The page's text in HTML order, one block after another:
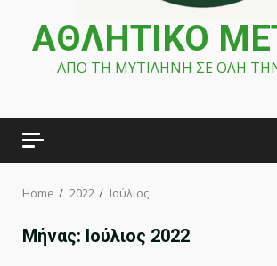
ΑΘΛΗΤΙΚΟ
ΑΠΟ ΤΗ ΜΥΤΙΛΗΝΗ ΣΕ ΟΛΗ
Home 2022 Ιούλιος
Μήνας: Ιούλιος 2022